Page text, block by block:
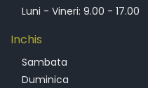
Luni - Vineri: 9.00 - 17.00
Inchis
Sambata
Duminica